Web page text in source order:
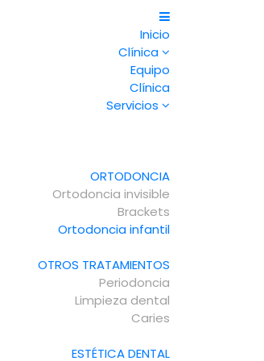
Inicio
Clínica
Equipo
Clínica
Servicios
ORTODONCIA
Ortodoncia invisible
Brackets
Ortodoncia infantil
OTROS TRATAMIENTOS
Periodoncia
Limpieza dental
Caries
ESTÉTICA DENTAL